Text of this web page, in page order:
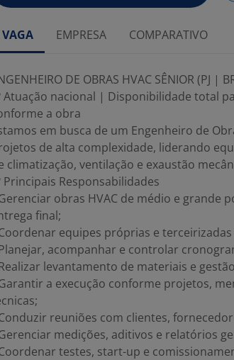
VAGA EMPRESA COMPARATIVO
DE OBRAS HVAC SÊNIOR (PJ |
Atuação nacional | Disponibilidade total
a obra
em busca de um Engenheiro de
de alta complexidade, liderando
climatização, ventilação e exaustão
Principais Responsabilidades
obras HVAC de médio e grande
final;
equipes próprias e
acompanhar e controlar
levantamento de materiais e
a execução conforme projetos,
reuniões com clientes,
medições, aditivos e relatórios
testes, start-up e